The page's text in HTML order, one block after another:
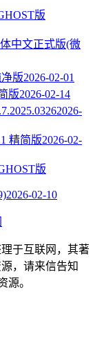
版
中文正式版(微
版2026-02-01
版2026-02-14
2026-
精简版2026-02-
版
2026-02-10
于互联网，其著
，请来信告知
源。